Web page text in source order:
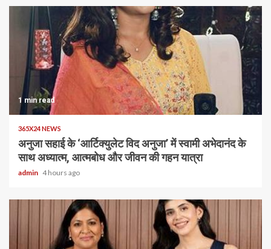
1 min read
365X24 NEWS
अनुजा सहाई के ‘आर्टिक्युलेट विद अनुजा’ में स्वामी अभेदानंद के
साथ अध्यात्म, आत्मबोध और जीवन की गहन यात्रा
admin 4 hours ago